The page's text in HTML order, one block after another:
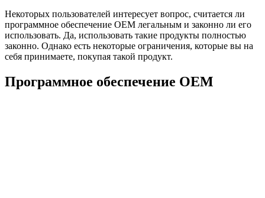
Некоторых пользователей интересует вопрос, считается ли
программное обеспечение OEM легальным и законно ли его
использовать. Да, использовать такие продукты полностью
законно. Однако есть некоторые ограничения, которые вы на
себя принимаете, покупая такой продукт.
Программное обеспечение OEM